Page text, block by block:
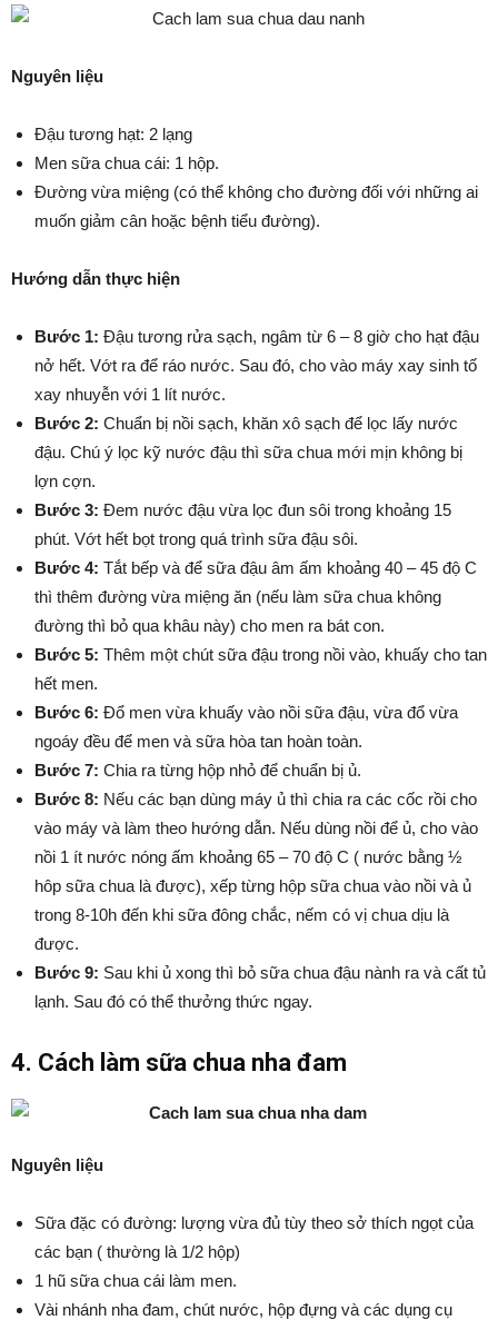
Nguyên liệu
Đậu tương hạt: 2 lạng
Men sữa chua cái: 1 hộp.
Đường vừa miệng (có thể không cho đường đối với những ai
muốn giảm cân hoặc bệnh tiểu đường).
Hướng dẫn thực hiện
Bước 1: Đậu tương rửa sạch, ngâm từ 6 – 8 giờ cho hạt đậu
nở hết. Vớt ra để ráo nước. Sau đó, cho vào máy xay sinh tố
xay nhuyễn với 1 lít nước.
Bước 2: Chuẩn bị nồi sạch, khăn xô sạch để lọc lấy nước
đậu. Chú ý lọc kỹ nước đậu thì sữa chua mới mịn không bị
lợn cợn.
Bước 3: Đem nước đậu vừa lọc đun sôi trong khoảng 15
phút. Vớt hết bọt trong quá trình sữa đậu sôi.
Bước 4: Tắt bếp và để sữa đậu âm ấm khoảng 40 – 45 độ C
thì thêm đường vừa miệng ăn (nếu làm sữa chua không
đường thì bỏ qua khâu này) cho men ra bát con.
Bước 5: Thêm một chút sữa đậu trong nồi vào, khuấy cho tan
hết men.
Bước 6: Đổ men vừa khuấy vào nồi sữa đậu, vừa đổ vừa
ngoáy đều để men và sữa hòa tan hoàn toàn.
Bước 7: Chia ra từng hộp nhỏ để chuẩn bị ủ.
Bước 8: Nếu các bạn dùng máy ủ thì chia ra các cốc rồi cho
vào máy và làm theo hướng dẫn. Nếu dùng nồi để ủ, cho vào
nồi 1 ít nước nóng ấm khoảng 65 – 70 độ C ( nước bằng ½
hôp sữa chua là được), xếp từng hộp sữa chua vào nồi và ủ
trong 8-10h đến khi sữa đông chắc, nếm có vị chua dịu là
được.
Bước 9: Sau khi ủ xong thì bỏ sữa chua đậu nành ra và cất tủ
lạnh. Sau đó có thể thưởng thức ngay.
4. Cách làm sữa chua nha đam
Nguyên liệu
Sữa đặc có đường: lượng vừa đủ tùy theo sở thích ngọt của
các bạn ( thường là 1/2 hộp)
1 hũ sữa chua cái làm men.
Vài nhánh nha đam, chút nước, hộp đựng và các dụng cụ